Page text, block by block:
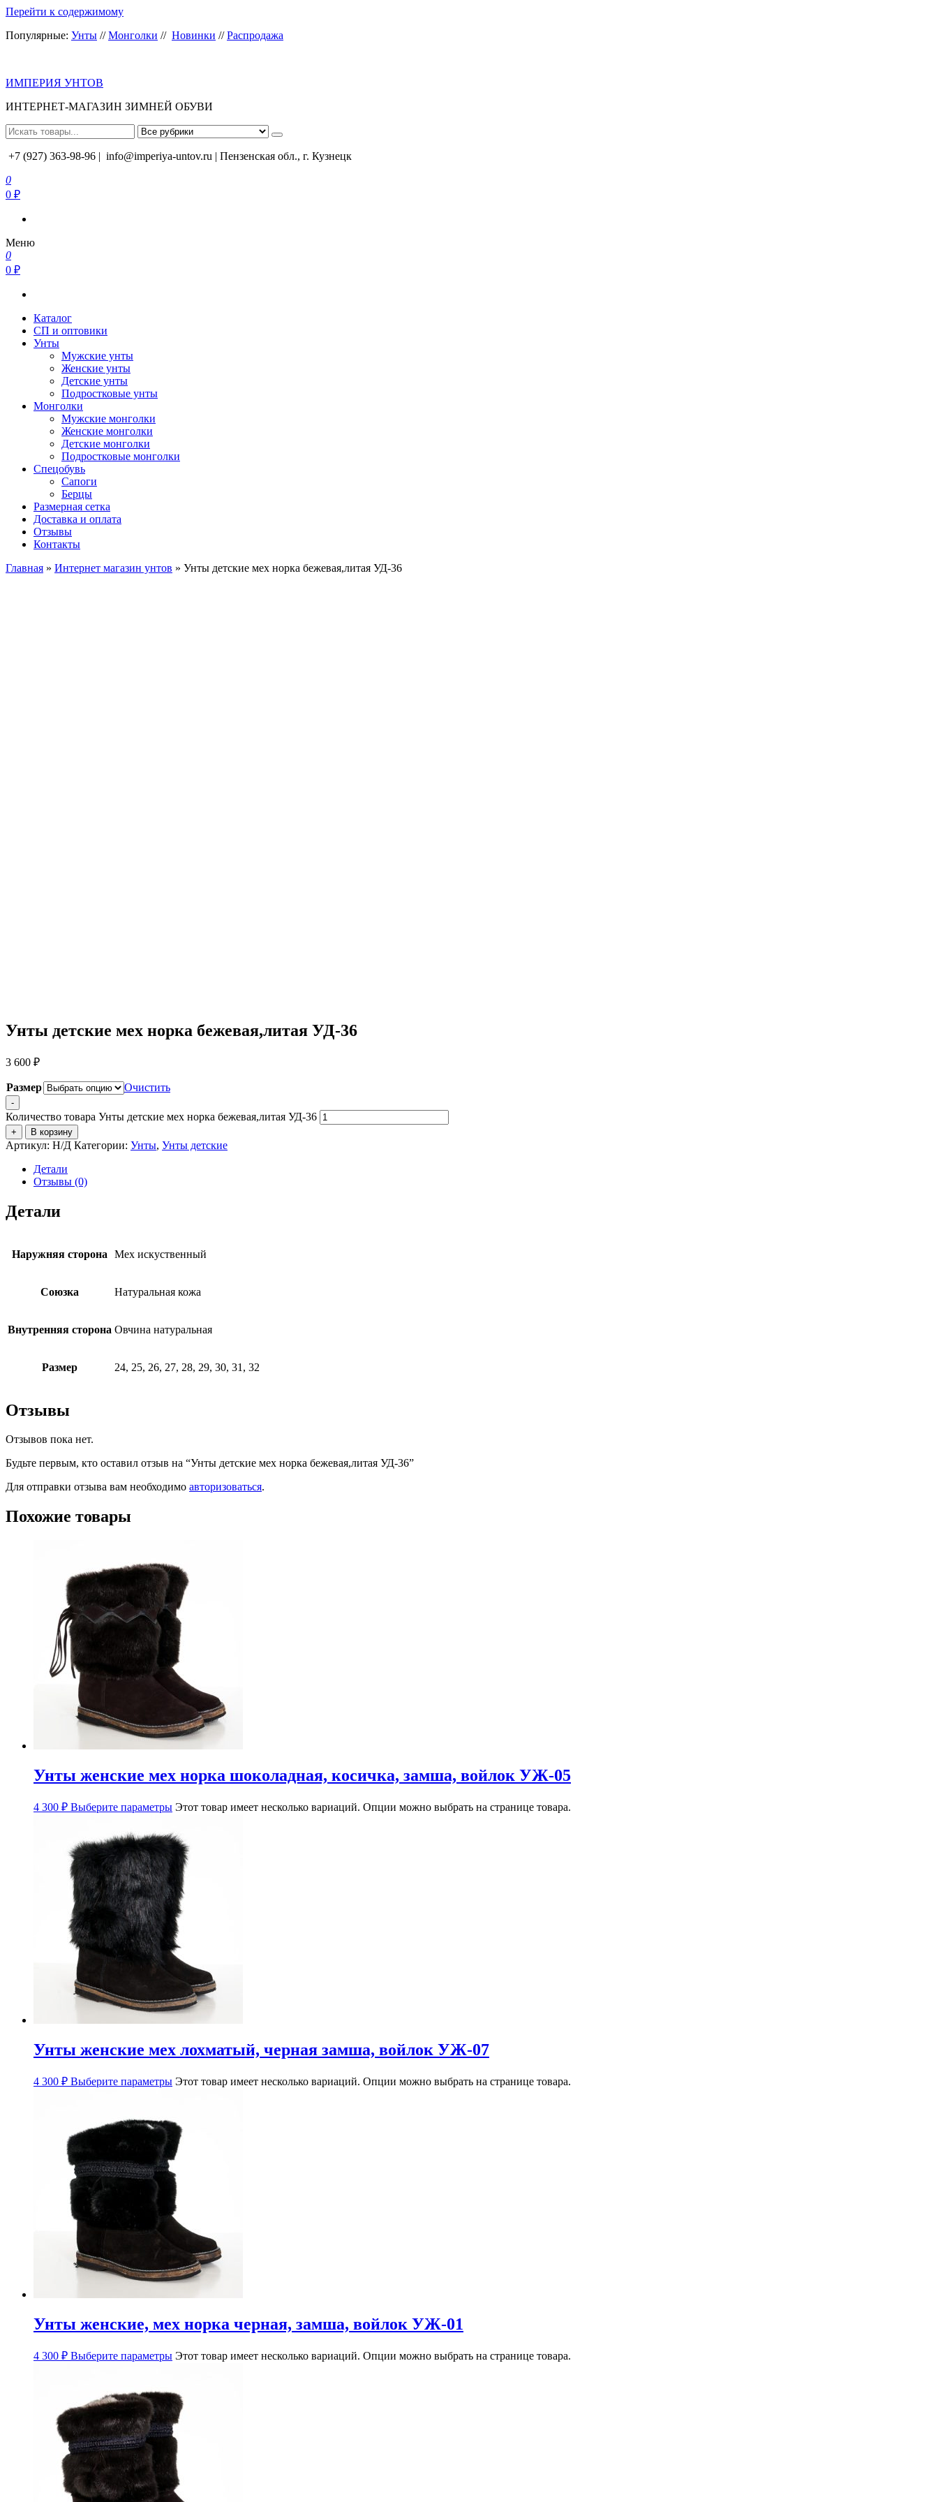
Перейти к содержимому
Популярные: Унты //Монголки // Новинки //Распродажа
ИМПЕРИЯ УНТОВ
ИНТЕРНЕТ-МАГАЗИН ЗИМНЕЙ ОБУВИ
+7 (927) 363-98-96 | info@imperiya-untov.ru | Пензенская обл., г. Кузнецк
0
0 ₽
Меню
0
0 ₽
Каталог
СП и оптовики
Унты
Мужские унты
Женские унты
Детские унты
Подростковые унты
Монголки
Мужские монголки
Женские монголки
Детские монголки
Подростковые монголки
Спецобувь
Сапоги
Берцы
Размерная сетка
Доставка и оплата
Отзывы
Контакты
Главная » Интернет магазин унтов » Унты детские мех норка бежевая,литая УД-36
Унты детские мех норка бежевая,литая УД-36
3 600 ₽
Размер Очистить
-
Количество товара Унты детские мех норка бежевая,литая УД-36
+ В корзину
Артикул: Н/Д Категории: Унты, Унты детские
Детали
Отзывы (0)
Детали
Наружняя сторона Мех искуственный
Союзка Натуральная кожа
Внутренняя сторона Овчина натуральная
Размер 24, 25, 26, 27, 28, 29, 30, 31, 32
Отзывы
Отзывов пока нет.
Будьте первым, кто оставил отзыв на “Унты детские мех норка бежевая,литая УД-36”
Для отправки отзыва вам необходимо авторизоваться.
Похожие товары
Унты женские мех норка шоколадная, косичка, замша, войлок УЖ-05
4 300 ₽ Выберите параметры Этот товар имеет несколько вариаций. Опции можно выбрать на странице товара.
Унты женские мех лохматый, черная замша, войлок УЖ-07
4 300 ₽ Выберите параметры Этот товар имеет несколько вариаций. Опции можно выбрать на странице товара.
Унты женские, мех норка черная, замша, войлок УЖ-01
4 300 ₽ Выберите параметры Этот товар имеет несколько вариаций. Опции можно выбрать на странице товара.